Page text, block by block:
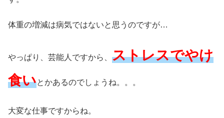
体重の増減は病気ではないと思うのですが…
やっぱり、芸能人ですから、 ストレスでやけ
食いとかあるのでしょうね。。。
大変な仕事ですからね。